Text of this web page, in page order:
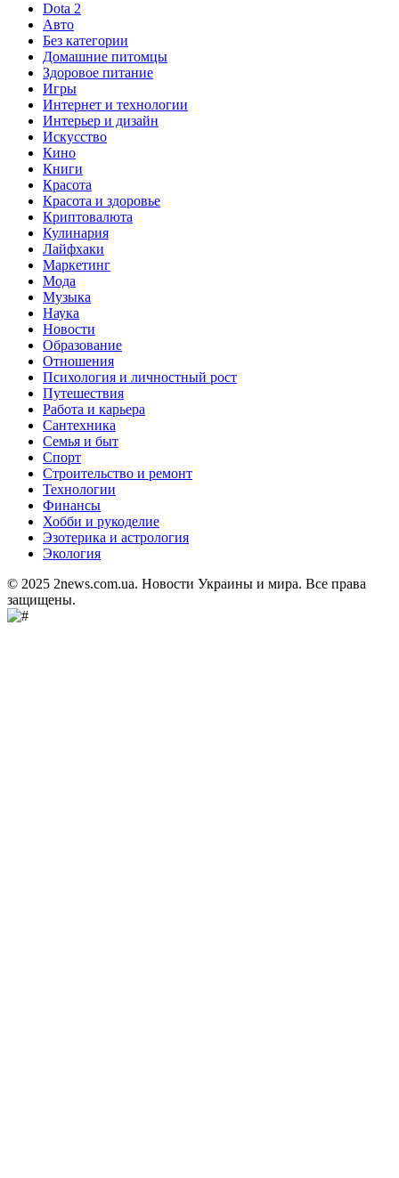
Dota 2
Авто
Без категории
Домашние питомцы
Здоровое питание
Игры
Интернет и технологии
Интерьер и дизайн
Искусство
Кино
Книги
Красота
Красота и здоровье
Криптовалюта
Кулинария
Лайфхаки
Маркетинг
Мода
Музыка
Наука
Новости
Образование
Отношения
Психология и личностный рост
Путешествия
Работа и карьера
Сантехника
Семья и быт
Спорт
Строительство и ремонт
Технологии
Финансы
Хобби и рукоделие
Эзотерика и астрология
Экология
© 2025 2news.com.ua. Новости Украины и мира. Все права
защищены.